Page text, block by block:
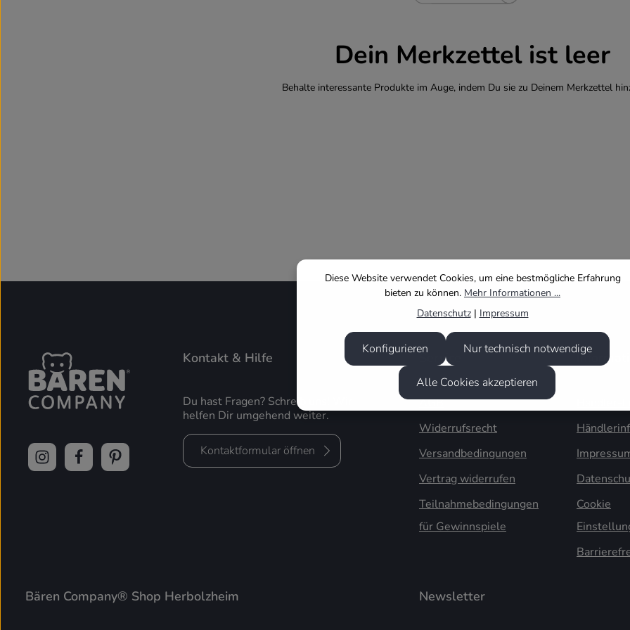
Diese Website verwendet Cookies, um eine bestmögliche Erfahrung
bieten zu können. Mehr Informationen ...
Datenschutz| Impressum
Nur technisch notwendige
Konfigurieren
Alle Cookies akzeptieren
Dein Merkzettel ist leer
Behalte interessante Produkte im Auge, indem Du sie zu Deinem Merkzettel
Kontakt & Hilfe
Du hast Fragen? Schreib uns! Wir
helfen Dir umgehend weiter.
Kontaktformular öffnen
Service
AGB
Widerrufsrecht
Versandbedingungen
Vertrag widerrufen
Teilnahmebedingungen
für Gewinnspiele
Händler-
Cookie
Bären Company® Shop Herbolzheim Newsletter